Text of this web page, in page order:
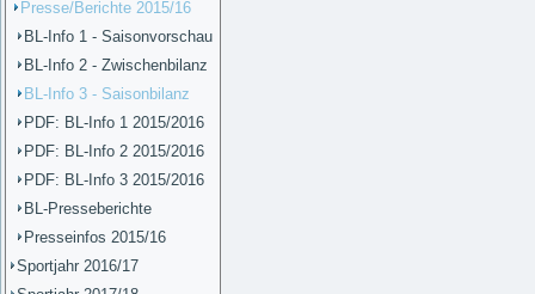
Presse/Berichte 2015/16
BL-Info 1 - Saisonvorschau
BL-Info 2 - Zwischenbilanz
BL-Info 3 - Saisonbilanz
PDF: BL-Info 1 2015/2016
PDF: BL-Info 2 2015/2016
PDF: BL-Info 3 2015/2016
BL-Presseberichte
Presseinfos 2015/16
Sportjahr 2016/17